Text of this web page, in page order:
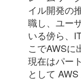
イル開発の
職し、ユー
いる傍ら、
こでAWSに
現在はパー
として